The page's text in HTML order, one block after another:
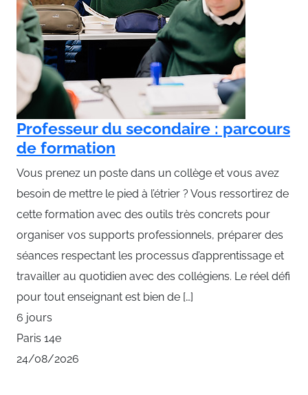
Professeur du secondaire : parcours
de formation
Vous prenez un poste dans un collège et vous avez
besoin de mettre le pied à l’étrier ? Vous ressortirez de
cette formation avec des outils très concrets pour
organiser vos supports professionnels, préparer des
séances respectant les processus d’apprentissage et
travailler au quotidien avec des collégiens. Le réel défi
pour tout enseignant est bien de […]
6 jours
Paris 14e
24/08/2026